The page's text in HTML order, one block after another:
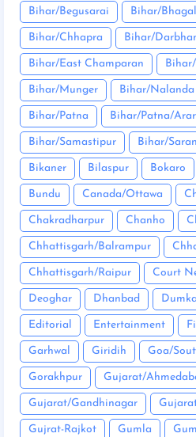
Bihar/Begusarai Bihar/
Bihar/Chhapra Bihar/
Bihar/East Champaran
Bihar/Munger Bihar/Nalanda
Bihar/Patna Bihar/Patna/
Bihar/Samastipur Bihar/Saran
Bikaner Bilaspur Bokaro
Bundu Canada/Ottawa
Chakradharpur Chanho
Chhattisgarh/Balrampur
Chhattisgarh/Raipur Court
Deoghar Dhanbad Dumka
Editorial Entertainment
Garhwal Giridih Goa/
Gorakhpur Gujarat/
Gujarat/Gandhinagar
Gujrat-Rajkot Gumla